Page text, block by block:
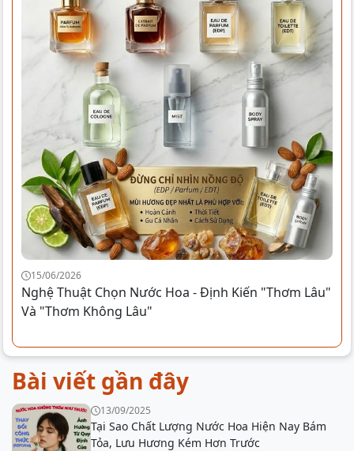
15/06/2026
Nghệ Thuật Chọn Nước Hoa - Định Kiến "Thơm Lâu"
Và "Thơm Không Lâu"
Bài viết gần đây
13/09/2025
Tại Sao Chất Lượng Nước Hoa Hiện Nay Bám
Tỏa, Lưu Hương Kém Hơn Trước